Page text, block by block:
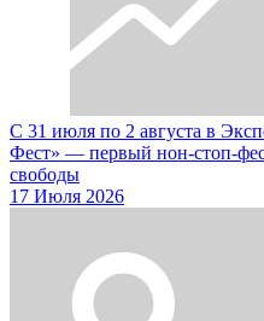
С 31 июля по 2 августа в
Фест» — первый нон-стоп-
свободы
17 Июля 2026